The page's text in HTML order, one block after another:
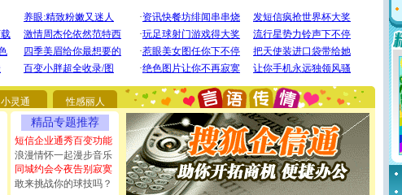
小灵通 性感丽人
精品专题推荐
短信企业通秀百变功能
浪漫情怀一起漫步音乐
同城约会今夜告别寂寞
敢来挑战你的球技吗？
[圣诞节]圣诞节到了，想想没什么送给你的，又不打算给
要平安！千万要知足！千万不要忘记我！
[圣诞节]不只这样的日子才会想起你,而是这样的日子才
能正大光明地骚扰你,告诉你,圣诞要快乐!新年要快乐!天天
都要快乐噢!
[圣诞节]奉上一颗祝福的心,在这个特别的日子里,愿幸福,
如意,快乐,鲜花,一切美好的祝愿与你同在.圣诞快乐!
[元旦]看到你我会触电；看不到你我要充电；没有你我会
断电。爱你是我职业，想你是我事业，抱你是我特长，吻